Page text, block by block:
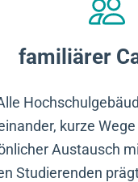
familiärer
kurze
Austausch
Studierenden